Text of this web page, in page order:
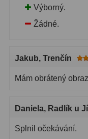
Výborný.
Žádné.
Jakub, Trenčín
Mám obrátený obraz
Daniela, Radlík u
Splnil očekávání.